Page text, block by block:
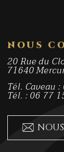
NOUS
20 Rue du
71640
Tél. Caveau
Tél. : 06 77